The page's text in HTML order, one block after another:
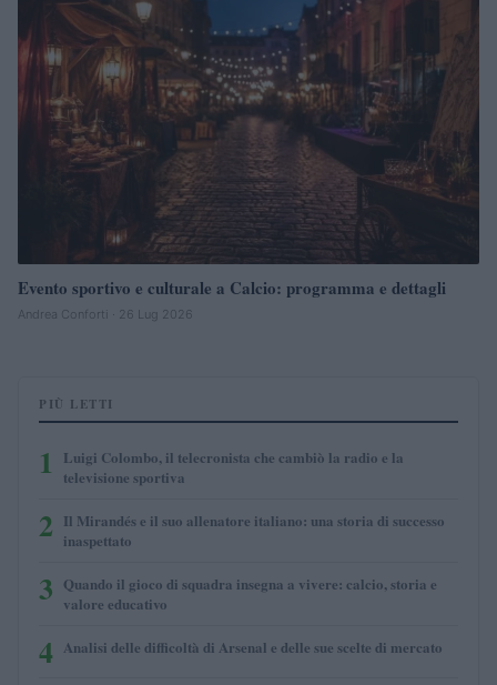
Evento sportivo e culturale a Calcio: programma e dettagli
Andrea Conforti · 26 Lug 2026
PIÙ LETTI
1
Luigi Colombo, il telecronista che cambiò la radio e la
televisione sportiva
2 Il Mirandés e il suo allenatore italiano: una storia di successo
inaspettato
3 Quando il gioco di squadra insegna a vivere: calcio, storia e
valore educativo
4 Analisi delle difficoltà di Arsenal e delle sue scelte di mercato